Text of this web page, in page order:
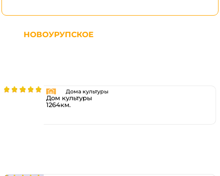
НОВОУРУПСКОЕ
Дома культуры
Дом культуры
1264км.